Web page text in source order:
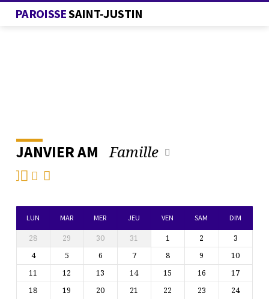
PAROISSESAINT-JUSTIN
L’AGENDA
DE
LA
PAROISSE
JANVIER AM Famille
LUN MAR MER JEU VEN SAM DIM
28 29 30 31 1 2
3
4
5 6 7 8 9
10
11
12 13 14 15 16
17
18
19 20 21 22 23
24